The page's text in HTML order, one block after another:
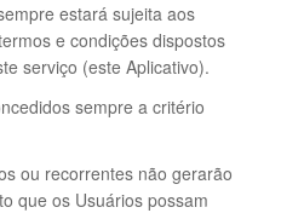
estará sujeita aos
e condições dispostos
serviço (este Aplicativo).
sempre a critério
ou recorrentes não gerarão
que os Usuários possam